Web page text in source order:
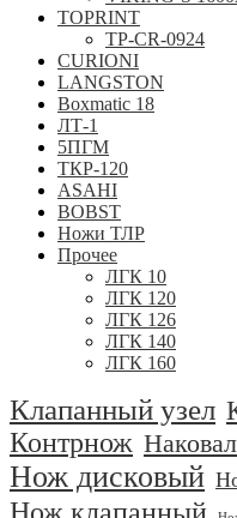
TOPRINT
TP-CR-0924
CURIONI
LANGSTON
Boxmatic 18
ЛТ-1
5ПГМ
ТКР-120
ASAHI
BOBST
Ножи ТЛР
Прочее
ЛГК 10
ЛГК 120
ЛГК 126
ЛГК 140
ЛГК 160
Клапанный узел
Контрнож
Нож дисковый
Нож клапанный